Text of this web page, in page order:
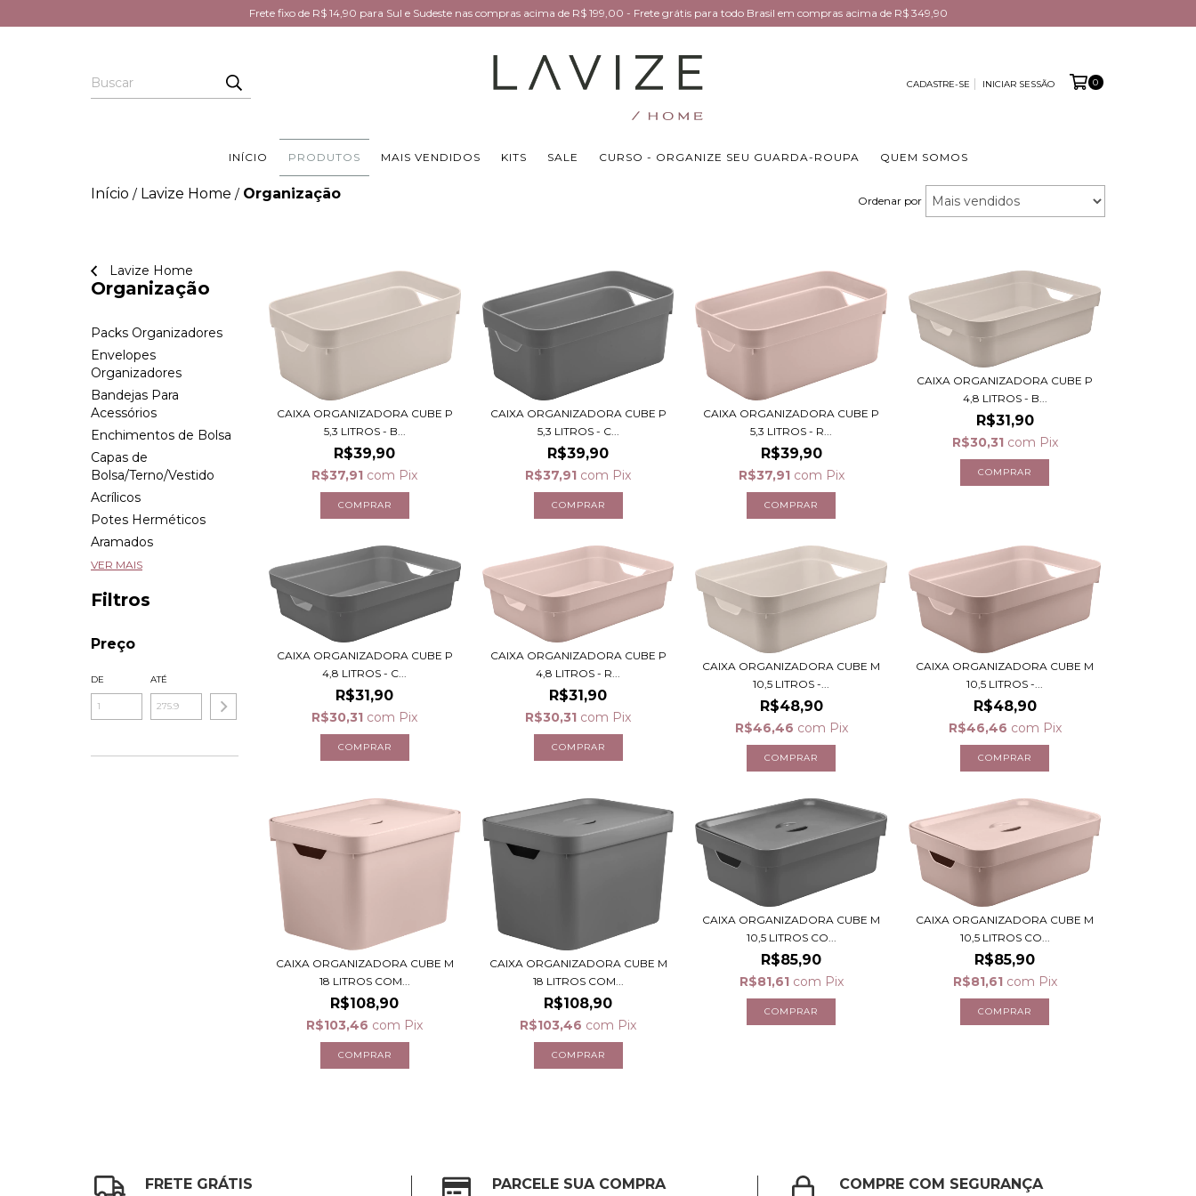
Frete fixo de R$ 14,90 para Sul e Sudeste nas compras acima de R$ 199,00 - Frete grátis para todo Brasil em compras acima de R$ 349,90
CADASTRE-SE INICIAR SESSÃO 0
INÍCIO PRODUTOS MAIS VENDIDOS KITS SALE CURSO - ORGANIZE SEU GUARDA-ROUPA QUEM SOMOS
Início / Lavize Home / Organização Ordenar por
Lavize Home
Organização
Packs Organizadores
Envelopes
Organizadores
Bandejas Para
Acessórios
Enchimentos de Bolsa
Capas de
Bolsa/Terno/Vestido
Acrílicos
Potes Herméticos
Aramados
VER MAIS
Filtros
Preço
DE ATÉ
CAIXA ORGANIZADORA CUBE P
5,3 LITROS - B...
R$39,90
R$37,91 com Pix
CAIXA ORGANIZADORA CUBE P
5,3 LITROS - C...
R$39,90
R$37,91 com Pix
CAIXA ORGANIZADORA CUBE P
5,3 LITROS - R...
R$39,90
R$37,91 com Pix
CAIXA ORGANIZADORA CUBE P
4,8 LITROS - B...
R$31,90
R$30,31 com Pix
CAIXA ORGANIZADORA CUBE P
4,8 LITROS - C...
R$31,90
R$30,31 com Pix
CAIXA ORGANIZADORA CUBE P
4,8 LITROS - R...
R$31,90
R$30,31 com Pix
CAIXA ORGANIZADORA CUBE M
10,5 LITROS -...
R$48,90
R$46,46 com Pix
CAIXA ORGANIZADORA CUBE M
10,5 LITROS -...
R$48,90
R$46,46 com Pix
CAIXA ORGANIZADORA CUBE M
18 LITROS COM...
R$108,90
R$103,46 com Pix
CAIXA ORGANIZADORA CUBE M
18 LITROS COM...
R$108,90
R$103,46 com Pix
CAIXA ORGANIZADORA CUBE M
10,5 LITROS CO...
R$85,90
R$81,61 com Pix
CAIXA ORGANIZADORA CUBE M
10,5 LITROS CO...
R$85,90
R$81,61 com Pix
FRETE GRÁTIS PARCELE SUA COMPRA COMPRE COM SEGURANÇA